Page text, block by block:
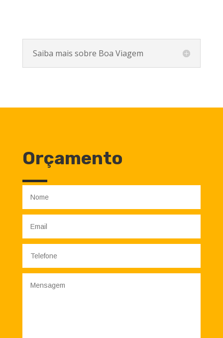
Saiba mais sobre Boa Viagem
Orçamento